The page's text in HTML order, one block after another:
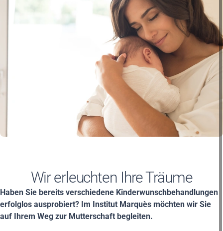
Wir erleuchten Ihre Träume
Haben Sie bereits verschiedene Kinderwunschbehandlungen
erfolglos ausprobiert? Im Institut Marquès möchten wir Sie
auf Ihrem Weg zur Mutterschaft begleiten.